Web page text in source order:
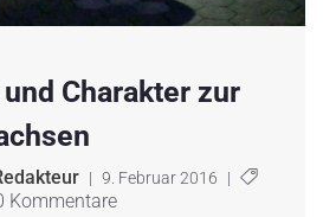
Charakter zur
| 9. Februar 2016 |
Kommentare